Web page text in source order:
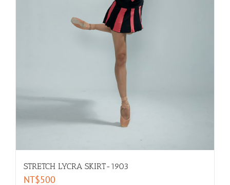
STRETCH LYCRA SKIRT-1903
NT$500